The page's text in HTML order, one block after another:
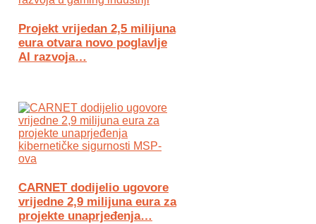
Projekt vrijedan 2,5 milijuna
eura otvara novo poglavlje
AI razvoja…
CARNET dodijelio ugovore
vrijedne 2,9 milijuna eura za
projekte unaprjeđenja…